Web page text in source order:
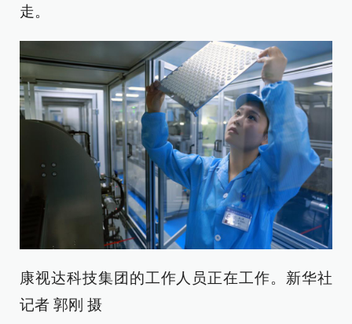
走。
康视达科技集团的工作人员正在工作。新华社
记者 郭刚 摄